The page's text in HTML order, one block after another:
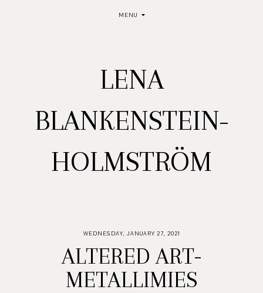
MENU
LENA
BLANKENSTEIN-
HOLMSTRÖM
WEDNESDAY, JANUARY 27, 2021
ALTERED ART-
METALLIMIES